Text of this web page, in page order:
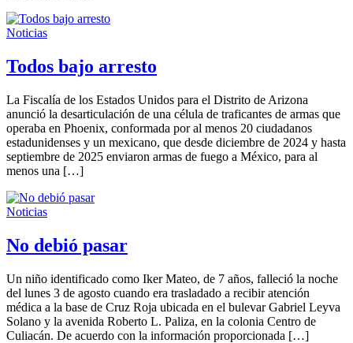
Noticias
Todos bajo arresto
La Fiscalía de los Estados Unidos para el Distrito de Arizona
anunció la desarticulación de una célula de traficantes de armas que
operaba en Phoenix, conformada por al menos 20 ciudadanos
estadunidenses y un mexicano, que desde diciembre de 2024 y hasta
septiembre de 2025 enviaron armas de fuego a México, para al
menos una […]
Noticias
No debió pasar
Un niño identificado como Iker Mateo, de 7 años, falleció la noche
del lunes 3 de agosto cuando era trasladado a recibir atención
médica a la base de Cruz Roja ubicada en el bulevar Gabriel Leyva
Solano y la avenida Roberto L. Paliza, en la colonia Centro de
Culiacán. De acuerdo con la información proporcionada […]